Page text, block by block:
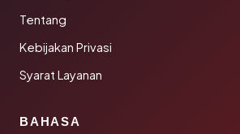
Tentang
Kebijakan Privasi
Syarat Layanan
BAHASA